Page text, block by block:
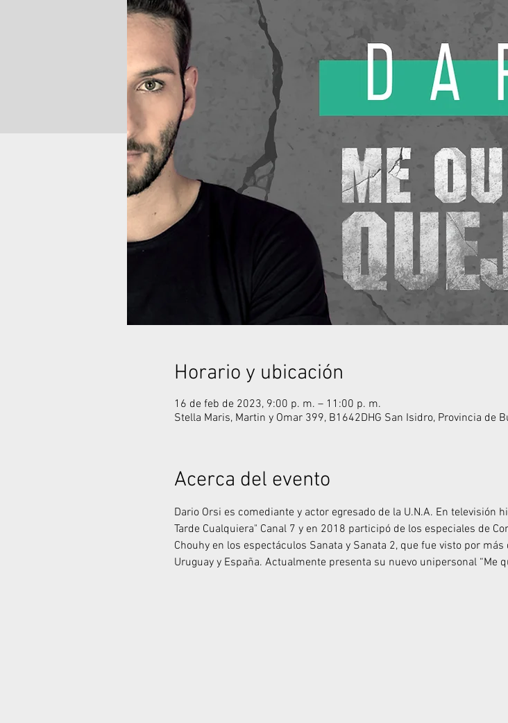
Horario y ubicación
16 de feb de 2023, 9:00 p. m. – 11:00 p. m.
Stella Maris, Martin y Omar 399, B1642DHG San Isidro, Provincia de
Acerca del evento
Dario Orsi es comediante y actor egresado de la U.N.A. En televisión
Tarde Cualquiera" Canal 7 y en 2018 participó de los especiales de
Chouhy en los espectáculos Sanata y Sanata 2, que fue visto por
Uruguay y España. Actualmente presenta su nuevo unipersonal “Me